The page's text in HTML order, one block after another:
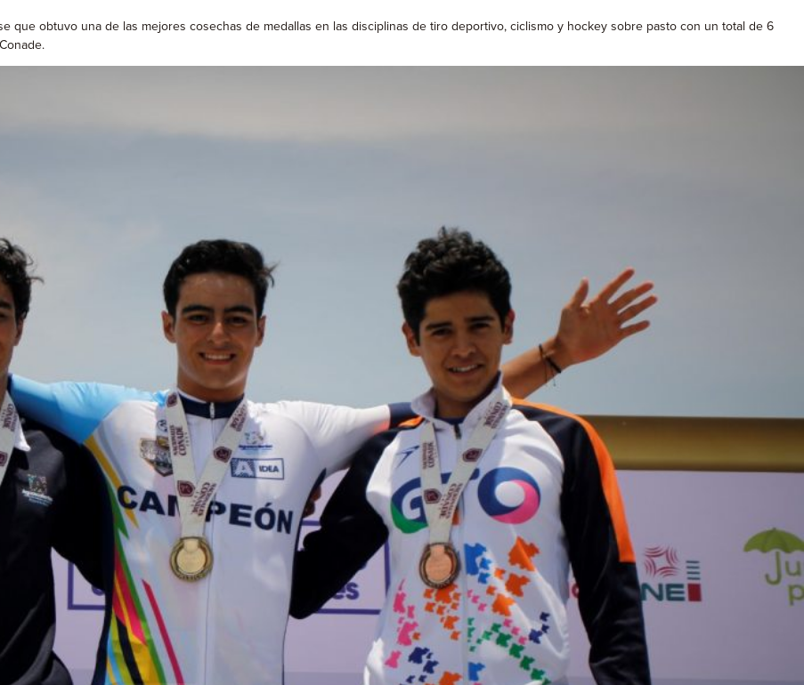
que obtuvo una de las mejores cosechas de medallas en las disciplinas de tiro deportivo, ciclismo y hockey sobre pasto con un total de 6